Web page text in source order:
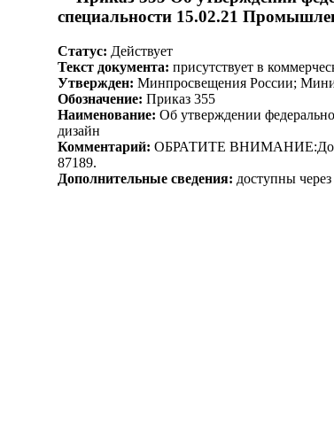
специальности 15.02.21
Статус: Действует
Текст документа: присутствует в
Утвержден: Минпросвещения России;
Обозначение: Приказ 355
Наименование: Об утверждении
дизайн
Комментарий: ОБРАТИТЕ
87189.
Дополнительные сведения: доступны через